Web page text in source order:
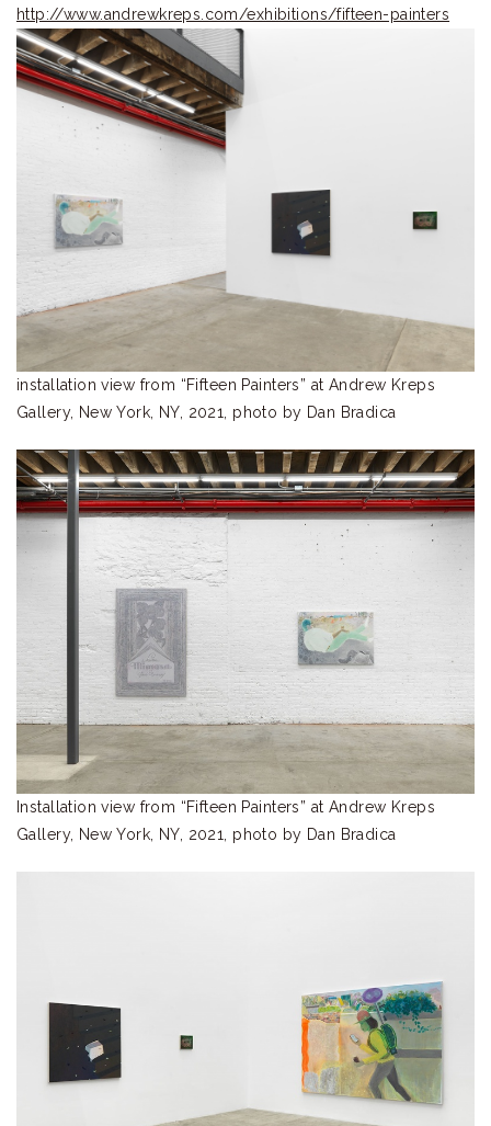
http://www.andrewkreps.com/exhibitions/fifteen-painters
installation view from “Fifteen Painters” at Andrew Kreps
Gallery, New York, NY, 2021, photo by Dan Bradica
Installation view from “Fifteen Painters” at Andrew Kreps
Gallery, New York, NY, 2021, photo by Dan Bradica